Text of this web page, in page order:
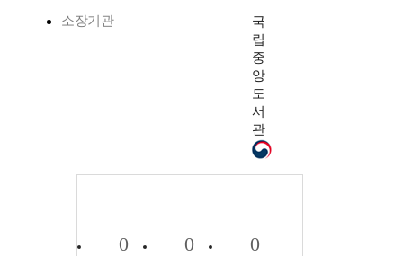
소장기관
국
립
중
앙
도
서
관
0 0 0